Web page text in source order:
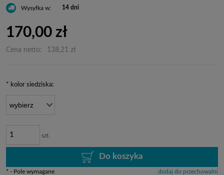
Wysyłka w: 14 dni
170,00 zł
Cena netto: 138,21 zł
* kolor siedziska:
szt.
Do koszyka
dodaj do przechowalni
* - Pole wymagane